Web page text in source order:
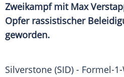
Zweikampfmit Max
Opfer rassistischer
geworden.
Silverstone (SID) - Formel-